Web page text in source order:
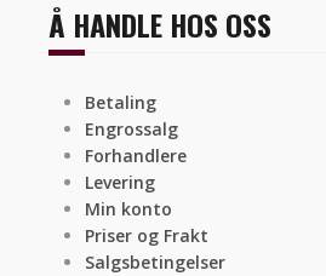
Å HANDLE HOS OSS
Betaling
Engrossalg
Forhandlere
Levering
Min konto
Priser og Frakt
Salgsbetingelser